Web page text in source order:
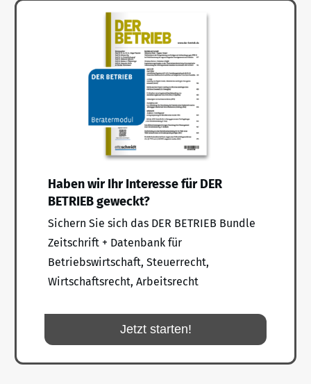
Haben wir Ihr Interesse für DER
BETRIEB geweckt?
Sichern Sie sich das DER BETRIEB Bundle
Zeitschrift + Datenbank für
Betriebswirtschaft, Steuerrecht,
Wirtschaftsrecht, Arbeitsrecht
Jetzt starten!